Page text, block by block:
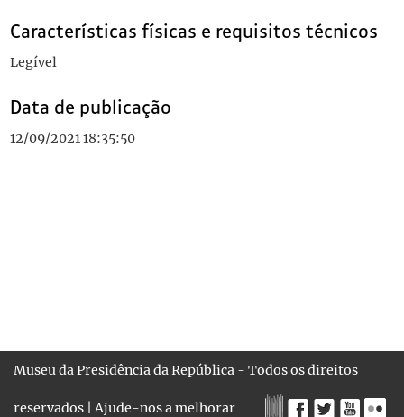
Características físicas e requisitos técnicos
Legível
Data de publicação
12/09/2021 18:35:50
Museu da Presidência da República - Todos os direitos
reservados |Ajude-nos a melhorar